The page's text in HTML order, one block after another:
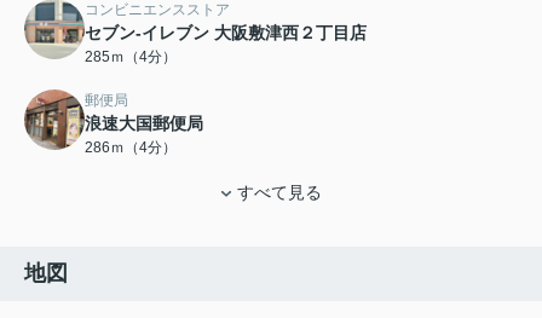
コンビニエンスストア
セブン-イレブン 大阪敷津西２丁目店
285ｍ（4分）
郵便局
浪速大国郵便局
286ｍ（4分）
すべて見る
地図